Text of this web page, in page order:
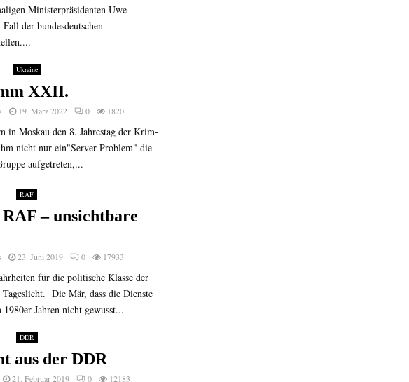
Ministerpräsidenten Uwe
der bundesdeutschen
Ukraine
XXII.
19. März 2022 0 1820
in Moskau den 8. Jahrestag der Krim-
nicht nur ein"Server-Problem" die
aufgetreten,...
RAF
– unsichtbare
23. Juni 2019 0 17933
für die politische Klasse der
Tageslicht. Die Mär, dass die Dienste
Jahren nicht gewusst...
DDR
aus der DDR
21. Februar 2019 0 12183